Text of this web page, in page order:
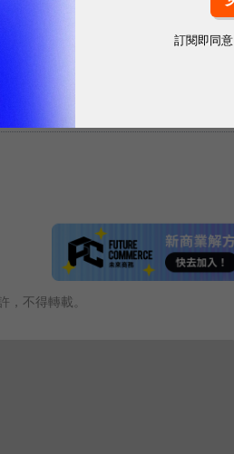
1度電可省下4度
跡盤查證書
，不得轉載。
訂閱即同意